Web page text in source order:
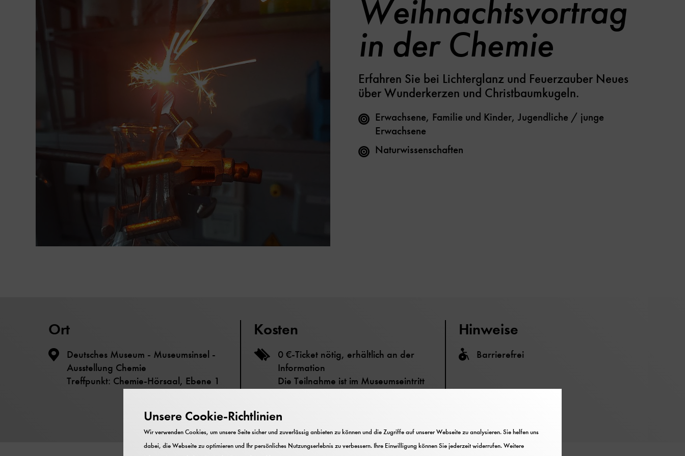
Weihnachtsvortrag
in der Chemie
Erfahren Sie bei Lichterglanz und Feuerzauber Neues
über Wunderkerzen und Christbaumkugeln.
Erwachsene, Familie und Kinder, Jugendliche / junge
Erwachsene
Naturwissenschaften
Ort
Deutsches Museum - Museumsinsel -
Ausstellung Chemie
Treffpunkt: Chemie-Hörsaal, Ebene 1
Kosten
0 €-Ticket nötig, erhältlich an der
Information
Die Teilnahme ist im Museumseintritt
Für Familien geeignet
Hinweise
Barrierefrei
Unsere Cookie-Richtlinien
Wir verwenden Cookies, um unsere Seite sicher und zuverlässig anbieten zu können und die Zugriffe auf unserer Webseite zu analysieren. Sie helfen uns
dabei, die Webseite zu optimieren und Ihr persönliches Nutzungserlebnis zu verbessern. Ihre Einwilligung können Sie jederzeit widerrufen. Weitere